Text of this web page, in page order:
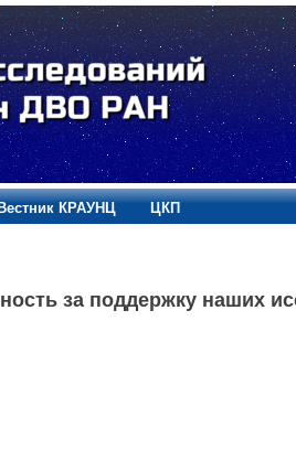
Вестник КРАУНЦ
ЦКП
за поддержку наших